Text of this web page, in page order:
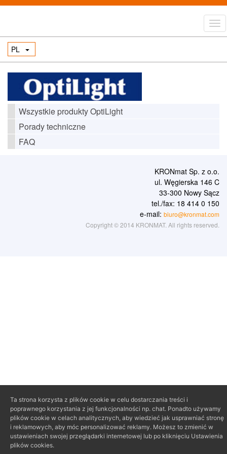
PL
Wszystkie produkty OptiLight
Porady techniczne
FAQ
KRONmat Sp. z o.o.
ul. Węgierska 146 C
33-300 Nowy Sącz
tel./fax: 18 414 0 150
e-mail: biuro@kronmat.com
Copyright © 2014 KRONMAT. All rights reserved.
Ta strona korzysta z plików cookie w celu dostarczania treści i
poprawnego korzystania z jej funkcjonalności np. chat. Ponadto używamy
plików cookie w celach analitycznych, aby wiedzieć jak usprawniać stronę
i reklamowych, aby móc personalizować reklamy. Możesz to zmienić w
ustawieniach swojej przeglądarki internetowej lub po kliknięciu Ustawienia
plików cookies.